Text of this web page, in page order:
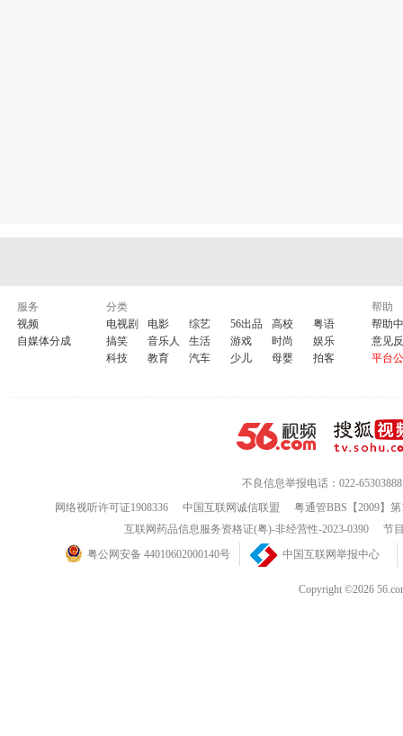
服务
视频
自媒体分成
分类
电视剧
电影 综艺 56出品 高校
粤语
搞笑
音乐人 生活 游戏 时尚
娱乐
科技
教育 汽车 少儿 母婴 拍客
帮助
帮助
意见
平台
不良信息举报电话：022-65303888
网络视听许可证1908336
中国互联网诚信联盟
粤通管BBS【2009】
互联网药品信息服务资格证(粤)-非经营性-2023-0390
节
粤公网安备 44010602000140号
中国互联网举报中心
Copyright ©2026